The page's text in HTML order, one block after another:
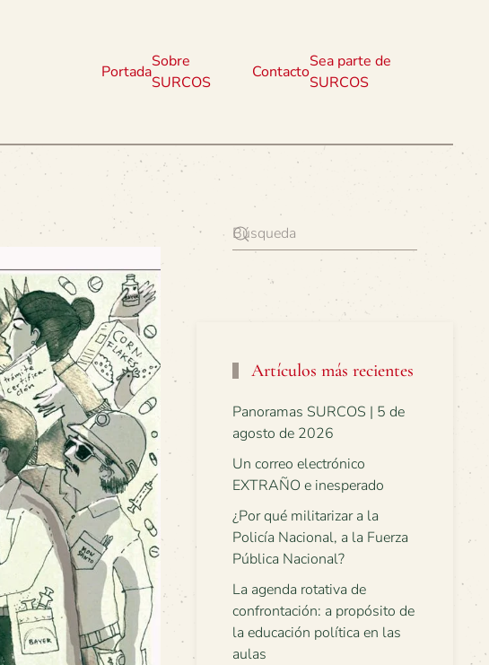
Portada
Sobre
SURCOS
Contacto
Sea parte de
SURCOS
Artículos más recientes
Panoramas SURCOS | 5 de
agosto de 2026
Un correo electrónico
EXTRAÑO e inesperado
¿Por qué militarizar a la
Policía Nacional, a la Fuerza
Pública Nacional?
La agenda rotativa de
confrontación: a propósito de
la educación política en las
aulas